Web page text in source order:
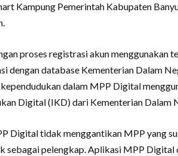
Kampung Pemerintah Kabupaten
proses registrasi akun menggunakan
dengan database Kementerian Dalam
dalam MPP Digital
Digital (IKD) dari Kementerian Dalam
Digital tidak menggantikan MPP yang
pelengkap. Aplikasi MPP Digital